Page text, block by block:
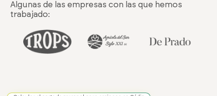
Algunas de las empresas con las que hemos
trabajado: